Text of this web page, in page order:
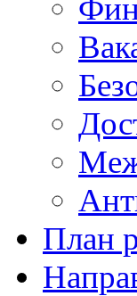
План